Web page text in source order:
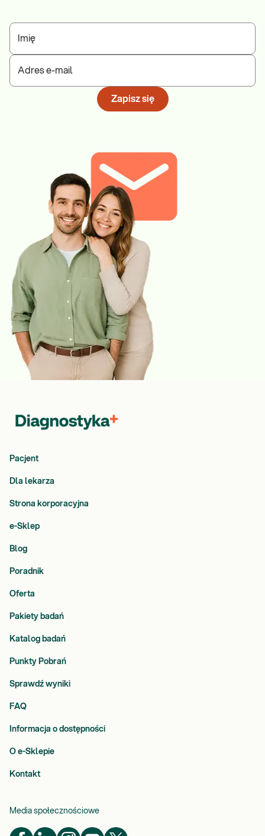
Imię
Adres e-mail
Zapisz się
Pacjent
Dla lekarza
Strona korporacyjna
e-Sklep
Blog
Poradnik
Oferta
Pakiety badań
Katalog badań
Punkty Pobrań
Sprawdź wyniki
FAQ
Informacja o dostępności
O e-Sklepie
Kontakt
Media społecznościowe